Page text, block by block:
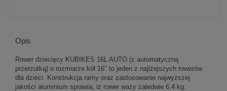
Opis
Rower dziecięcy KUBIKES 16L AUTO (z automatyczną
przerzutką) o rozmiarze kół 16" to jeden z najlżejszych rowerów
dla dzieci. Konstrukcja ramy oraz zastosowanie najwyższej
jakości aluminium sprawia, iż rower waży zaledwie 6,4 kg.